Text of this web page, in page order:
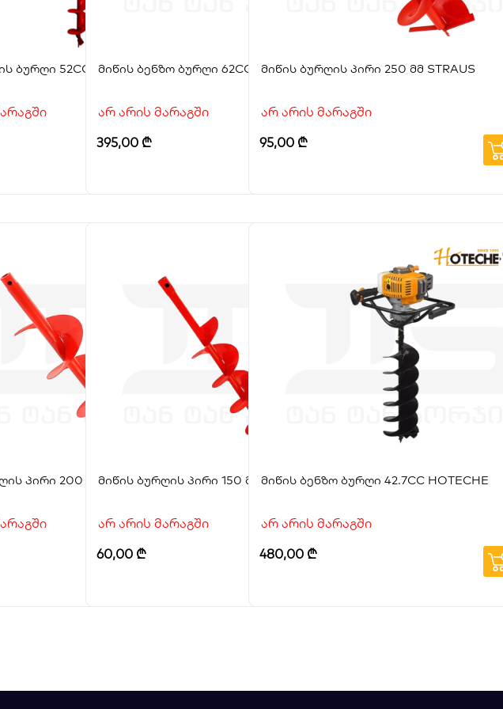
ბურღი 52CC STRAUSმიწის ბენზო ბურღი 62CC
არ არის მარაგში
395,00 ₾
მიწის ბურღის პირი 250 მმ STRAUS
არ არის მარაგში
95,00 ₾
პირი 200 მმ STRAUSმიწის ბურღის პირი 150 მმ STRAUS
არ არის მარაგში
60,00 ₾
მიწის ბენზო ბურღი 42.7CC HOTECHE
არ არის მარაგში
480,00 ₾